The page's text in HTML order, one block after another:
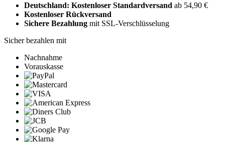
Deutschland: Kostenloser Standardversand ab 54,90 €
Kostenloser Rückversand
Sichere Bezahlung mit SSL-Verschlüsselung
Sicher bezahlen mit
Nachnahme
Vorauskasse